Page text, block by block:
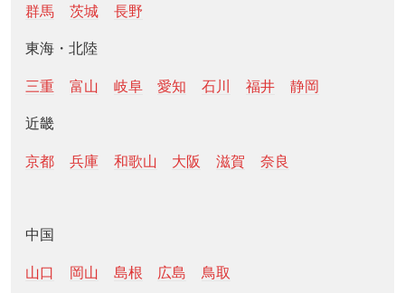
群馬
茨城 長野
東海・北陸
三重 富山 岐阜 愛知 石川 福井 静岡
近畿
京都 兵庫 和歌山 大阪 滋賀 奈良
中国
山口 岡山 島根 広島 鳥取